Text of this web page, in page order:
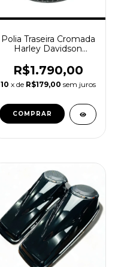
Polia Traseira Cromada
Harley Davidson
R$1.790,00
10 x de R$179,00 sem juros